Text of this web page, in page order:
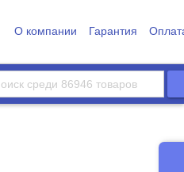
О компании Гарантия